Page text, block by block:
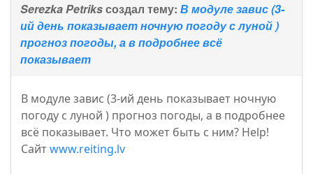
Serezka Petriksсоздал тему: В модуле завис (3-
ий день показывает ночную погоду с луной )
прогноз погоды, а в подробнее всё
показывает
В модуле завис (3-ий день показывает ночную
погоду с луной ) прогноз погоды, а в подробнее
всё показывает. Что может быть с ним? Help!
Сайтwww.reiting.lv